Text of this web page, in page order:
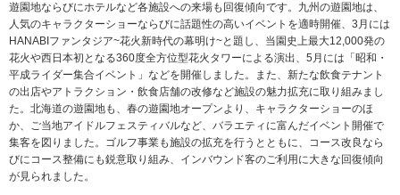
遊園地ならびにホテルなど各施設への来場も回復傾向です。九州の遊園地は、
人気のキャラクターショーならびに話題性の高いイベントを適時開催、3月には
HANABIファンタジア~花火新時代の幕明け~と題し、当園史上最大12,000発の
花火や西日本初となる360度全方位型花火タワーによる演出、5月には「昭和・
平成ライダー集合イベント」などを開催しました。また、新たな飲食テナント
の出店やアトラクション・飲食店舗の改修など施設の魅力拡充に取り組みまし
た。北海道の遊園地も、春の遊園地オープンより、キャラクターショーのほ
か、ご当地アイドルフェスティバルなど、バラエティに富んだイベント開催で
集客を図りました。ゴルフ事業も施設の拡充を行うとともに、コース改良なら
びにコース整備にも鋭意取り組み、インバウンド客のご利用に大きな回復傾向
が見られました。